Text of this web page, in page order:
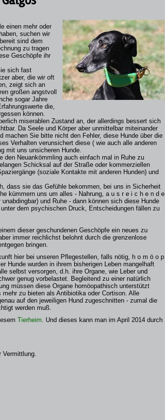
einen mehr oder
suchen wir
sind dem
zu tragen
Geschöpfe ihr
sich fast
aber, die wir oft
zeigt sich an
großen angstvoll
sogar Jahre
die,
können.
miserablen Zustand an, der allerdings bessert sich
Da Seele und Körper aber unmittelbar miteinander
machen Sie bitte nicht den Fehler, diese Hunde über die
Verhalten verunsichert diese ( wie auch alle anderen
mit uns unsicheren Hunde.
den Neuankömmling auch einfach mal in Ruhe zu
Schicksal auf der Straße oder kommerziellen
(soziale Kontakte mit anderen Hunden) und
dass sie das Gefühle bekommen, bei uns in Sicherheit
kümmern uns um alles - Nahrung, a u s r e i c h e n d e
und Ruhe - dann können sich diese Hunde
dem psychischen Druck, Entscheidungen fällen zu
dieser geschundenen Geschöpfe ein neues zu
immer reichlichst belohnt durch die grenzenlose
bringen.
hier bei unseren Pflegestellen, falls nötig, h o m ö o p
Hunde wurden in ihrem bisherigen Leben mangelhaft
selbst versorgen, d.h. ihre Organe, wie Leber und
genug vorbelastet. Begleitend zu einer natürlich
müssen diese Organe homöopathisch unterstützt
zu bieten als Antibiotika oder Cortison. Alle
auf den jeweiligen Hund zugeschnitten - zumal die
werden muß.
Tierheim. Und dieses kann man im April 2014 durch
Vermittlung.